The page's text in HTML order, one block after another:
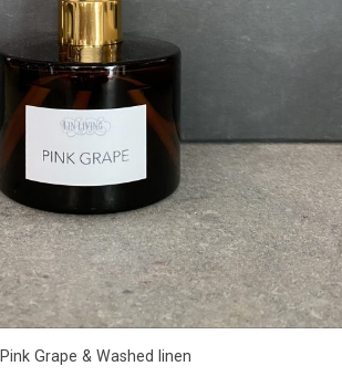
Grape & Washed linen